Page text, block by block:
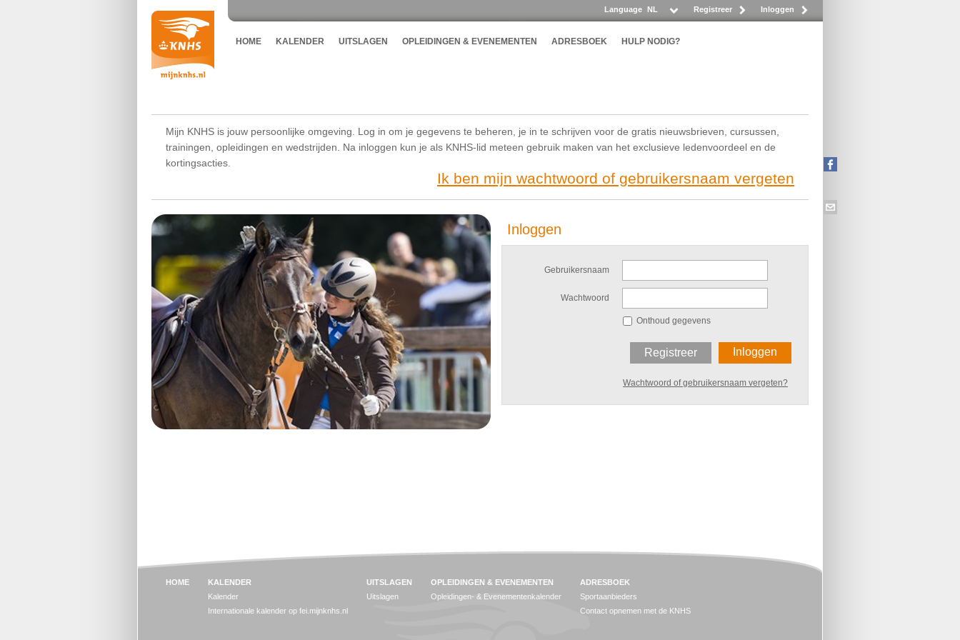
Registreer Inloggen
Language NL
HOME KALENDER UITSLAGEN OPLEIDINGEN & EVENEMENTEN ADRESBOEK HULP NODIG?
Mijn KNHS is jouw persoonlijke omgeving. Log in om je gegevens te beheren, je in te schrijven voor de gratis nieuwsbrieven, cursussen,
trainingen, opleidingen en wedstrijden. Na inloggen kun je als KNHS-lid meteen gebruik maken van het exclusieve ledenvoordeel en de
kortingsacties.
Ik ben mijn wachtwoord of gebruikersnaam vergeten
Inloggen
Gebruikersnaam
Wachtwoord
Onthoud gegevens
Inloggen
Registreer
Wachtwoord of gebruikersnaam vergeten?
HOME
KALENDER
Kalender
Internationale kalender op fei.mijnknhs.nl
UITSLAGEN
Uitslagen
OPLEIDINGEN & EVENEMENTEN
Opleidingen- & Evenementenkalender
ADRESBOEK
Sportaanbieders
Contact opnemen met de KNHS